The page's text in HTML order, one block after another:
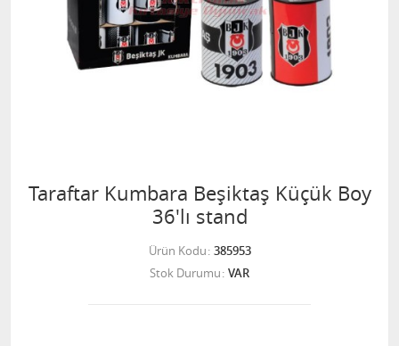
Taraftar Kumbara Beşiktaş Küçük Boy
36'lı stand
Ürün Kodu 385953
Stok Durumu VAR